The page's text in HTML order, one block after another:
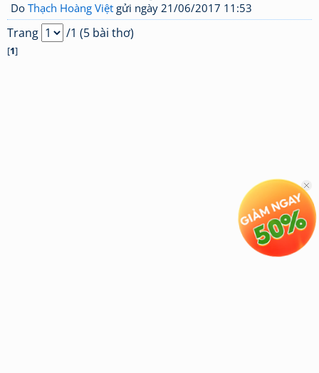
Do Thạch Hoàng Việt gửi ngày 21/06/2017 11:53
Trang /1 (5 bài thơ)
[1]